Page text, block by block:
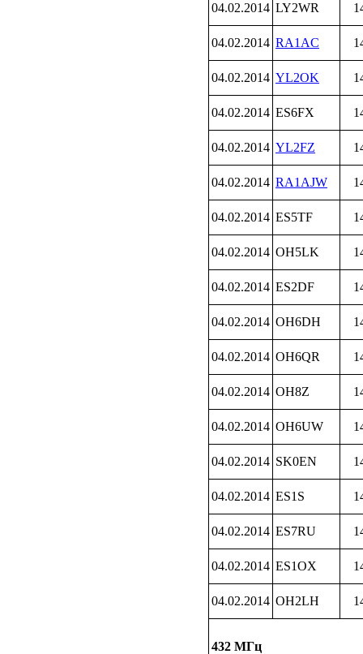
04.02.2014 LY2WR
04.02.2014 RA1AC
04.02.2014 YL2OK
04.02.2014 ES6FX
04.02.2014 YL2FZ
04.02.2014 RA1AJW
04.02.2014 ES5TF
04.02.2014 OH5LK
04.02.2014 ES2DF
04.02.2014 OH6DH
04.02.2014 OH6QR
04.02.2014 OH8Z
04.02.2014 OH6UW
04.02.2014 SK0EN
04.02.2014 ES1S
04.02.2014 ES7RU
04.02.2014 ES1OX
04.02.2014 OH2LH
432 МГц